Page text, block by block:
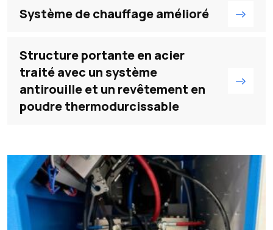
Système de chauffage amélioré
Structure portante en acier
traité avec un système
antirouille et un revêtement en
poudre thermodurcissable